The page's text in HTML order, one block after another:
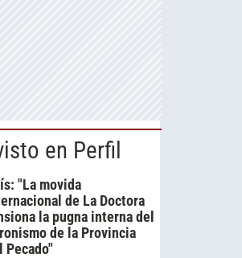
en Perfil
"La movida
de La Doctora
la pugna interna del
de la Provincia
Pecado"